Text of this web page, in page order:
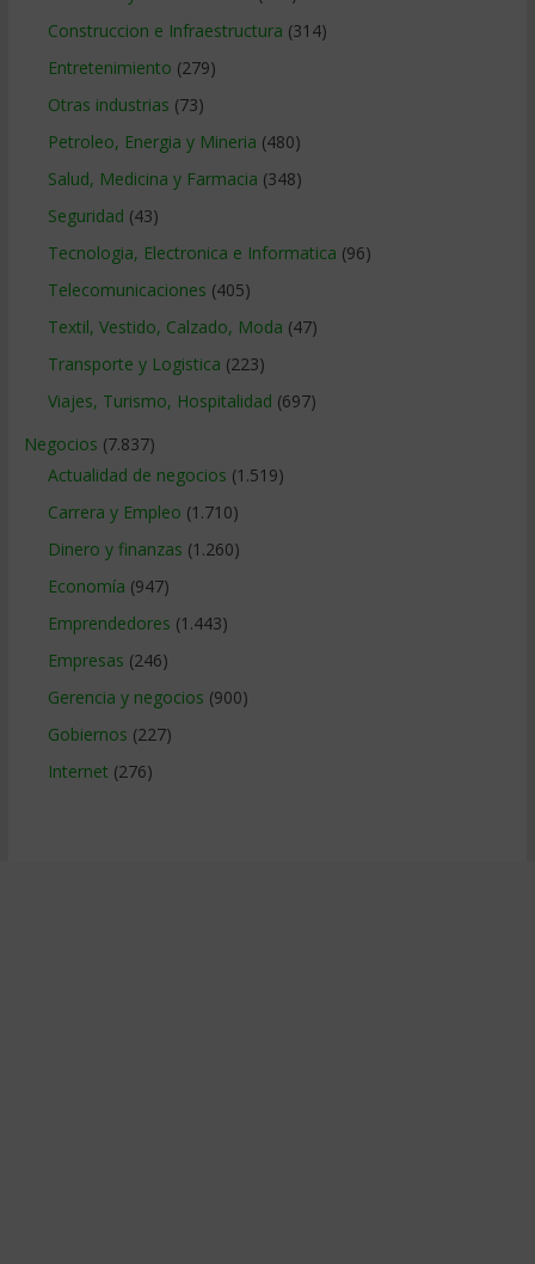
Construccion e Infraestructura (314)
Entretenimiento (279)
Otras industrias (73)
Petroleo, Energia y Mineria (480)
Salud, Medicina y Farmacia (348)
Seguridad (43)
Tecnologia, Electronica e Informatica (96)
Telecomunicaciones (405)
Textil, Vestido, Calzado, Moda (47)
Transporte y Logistica (223)
Viajes, Turismo, Hospitalidad (697)
Negocios (7.837)
Actualidad de negocios (1.519)
Carrera y Empleo (1.710)
Dinero y finanzas (1.260)
Economía (947)
Emprendedores (1.443)
Empresas (246)
Gerencia y negocios (900)
Gobiernos (227)
Internet (276)